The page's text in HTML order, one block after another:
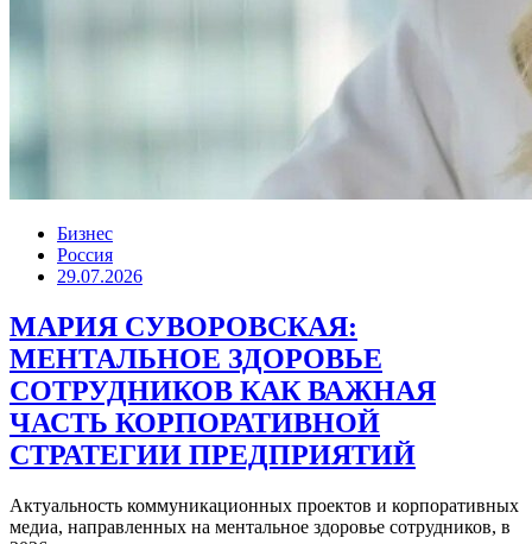
Бизнес
Россия
29.07.2026
МАРИЯ СУВОРОВСКАЯ:
МЕНТАЛЬНОЕ ЗДОРОВЬЕ
СОТРУДНИКОВ КАК ВАЖНАЯ
ЧАСТЬ КОРПОРАТИВНОЙ
СТРАТЕГИИ ПРЕДПРИЯТИЙ
Актуальность коммуникационных проектов и корпоративных
медиа, направленных на ментальное здоровье сотрудников, в